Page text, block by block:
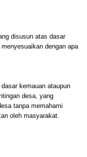
disusun atas dasar
dengan apa
kemauan ataupun
desa, yang
tanpa memahami
oleh masyarakat.